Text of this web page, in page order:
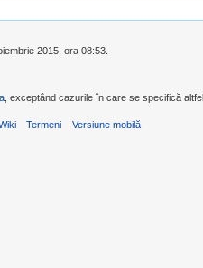
2015, ora 08:53.
, exceptând cazurile în care se specifică altfel.
Termeni Versiune mobilă